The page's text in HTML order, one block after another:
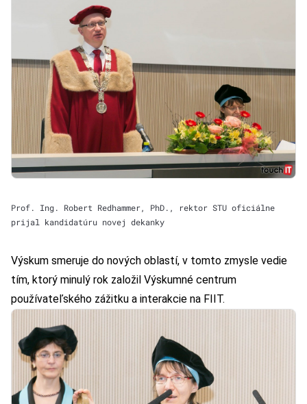
Prof. Ing. Robert Redhammer, PhD., rektor STU oficiálne
prijal kandidatúru novej dekanky
Výskum smeruje do nových oblastí, v tomto zmysle vedie
tím, ktorý minulý rok založil Výskumné centrum
používateľského zážitku a interakcie na FIIT.